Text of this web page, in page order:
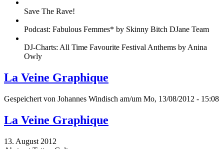
Save The Rave!
Podcast: Fabulous Femmes* by Skinny Bitch DJane Team
DJ-Charts: All Time Favourite Festival Anthems by Anina
Owly
La Veine Graphique
Gespeichert von Johannes Windisch am/um Mo, 13/08/2012 - 15:08
La Veine Graphique
13. August 2012